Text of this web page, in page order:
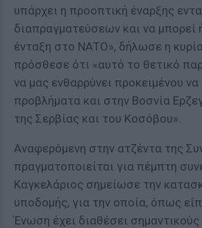
υπάρχει η προοπτική έναρξης
διαπραγματεύσεων και να μπορεί
ένταξη στο ΝΑΤΟ», δήλωσε η
πρόσθεσε ότι «αυτό το θετικό
να μας ενθαρρύνει προκειμένου
προβλήματα και στην Βοσνία
της Σερβίας και του Κοσόβου».
Αναφερόμενη στην ατζέντα της
πραγματοποιείται για πέμπτη
Καγκελάριος σημείωσε την
υποδομής, για την οποία, όπως
Ένωση έχει διαθέσει